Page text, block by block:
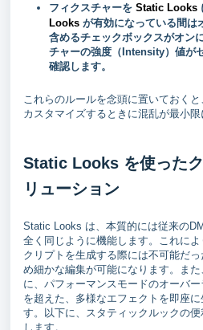
フィクスチャーを Static Looks
Looks が有効になっている間は
含めるチェックボックスがオン
チャーの強度（Intensity）値が
確認します。
これらのルールを念頭に置いておくと
カスタマイズするときに混乱が最小限
Static Looks を使った
リューション
Static Looks は、本質的には従来の
全く同じように機能します。これに
クリプトを生成する際には不可能だ
め細かな編集が可能になります。ま
に、パフォーマンスモードのオーバ
を超えた、多様なエフェクトを即座
す。以下に、スタティックルックの
します。